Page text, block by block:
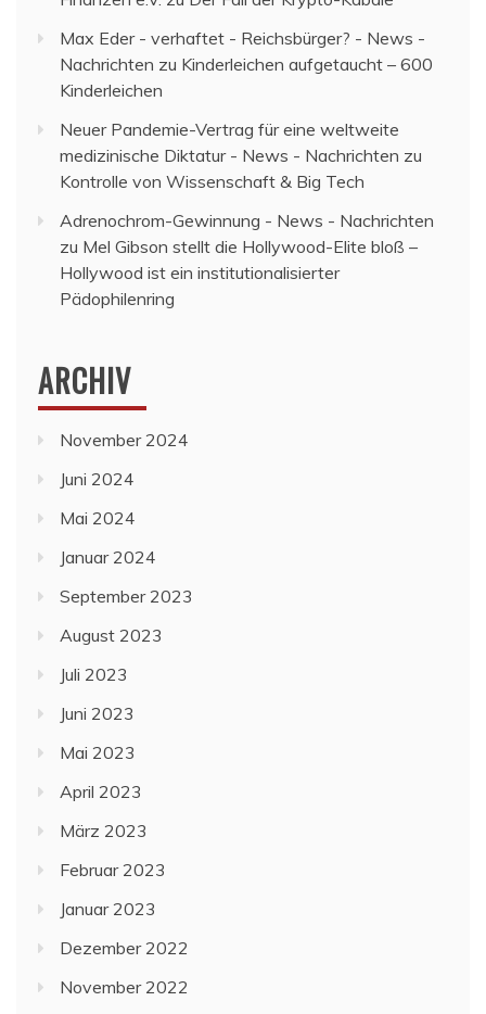
Max Eder - verhaftet - Reichsbürger? - News -
Nachrichten zu Kinderleichen aufgetaucht – 600
Kinderleichen
Neuer Pandemie-Vertrag für eine weltweite
medizinische Diktatur - News - Nachrichten zu
Kontrolle von Wissenschaft & Big Tech
Adrenochrom-Gewinnung - News - Nachrichten
zu Mel Gibson stellt die Hollywood-Elite bloß –
Hollywood ist ein institutionalisierter
Pädophilenring
ARCHIV
November 2024
Juni 2024
Mai 2024
Januar 2024
September 2023
August 2023
Juli 2023
Juni 2023
Mai 2023
April 2023
März 2023
Februar 2023
Januar 2023
Dezember 2022
November 2022